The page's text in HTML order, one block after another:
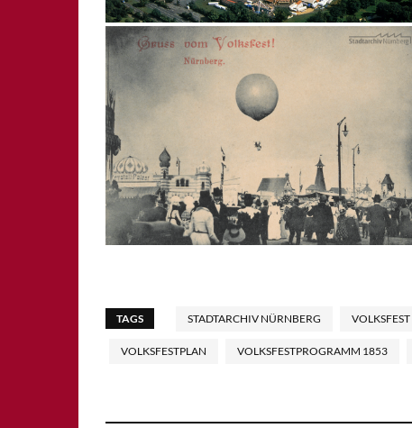
TAGS STADTARCHIV NÜRNBERG VOLKSFEST
VOLKSFESTPLAN VOLKSFESTPROGRAMM 1853